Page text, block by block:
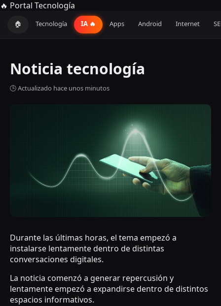
🔥 Portal Tecnología
🏠 Tecnología IA 🔥 Apps Android Internet
Noticia tecnología
🕒 Actualizado hace unos minutos
Durante las últimas horas, el tema empezó a
instalarse lentamente dentro de distintas
conversaciones digitales.
La noticia comenzó a generar repercusión y
lentamente empezó a expandirse dentro de distintos
espacios informativos.